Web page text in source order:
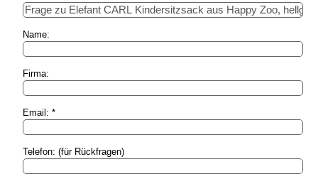
Name:
Firma:
Email: *
Telefon: (für Rückfragen)